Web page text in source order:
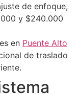
de enfoque,
y $240.000
en Puente Alto
de traslado